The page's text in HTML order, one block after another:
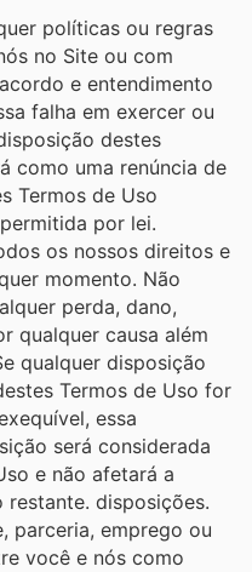
políticas ou regras
no Site ou com
e entendimento
falha em exercer ou
destes
como uma renúncia de
Termos de Uso
por lei.
os nossos direitos e
momento. Não
perda, dano,
qualquer causa além
qualquer disposição
Termos de Uso for
essa
será considerada
e não afetará a
disposições.
parceria, emprego ou
você e nós como